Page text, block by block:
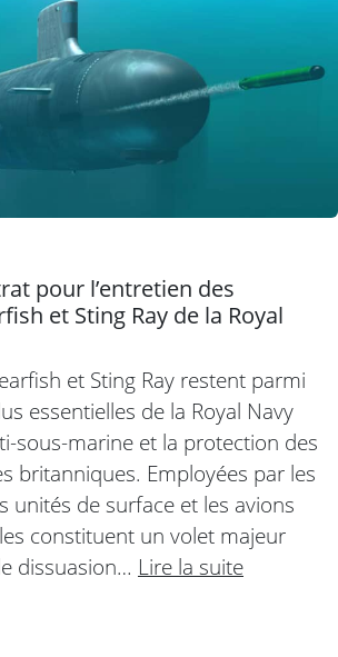
pour l’entretien des
et Sting Ray de la Royal
et Sting Ray restent parmi
essentielles de la Royal Navy
sous-marine et la protection des
britanniques. Employées par les
unités de surface et les avions
constituent un volet majeur
dissuasion… Lire la suite